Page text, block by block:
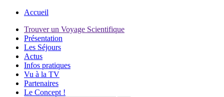
Accueil
Trouver un Voyage Scientifique
Présentation
Les Séjours
Actus
Infos pratiques
Vu à la TV
Partenaires
Le Concept !